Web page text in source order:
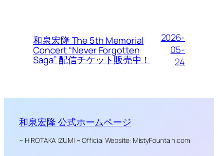
和泉宏隆 The 5th Memorial
Concert “Never Forgotten
Saga” 配信チケット販売中！
2026-
05-
24
和泉宏隆 公式ホームページ
~ HIROTAKA IZUMI ~ Official Website: MistyFountain.com